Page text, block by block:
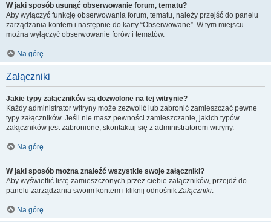
W jaki sposób usunąć obserwowanie forum, tematu?
Aby wyłączyć funkcję obserwowania forum, tematu, należy przejść do panelu
zarządzania kontem i następnie do karty “Obserwowane”. W tym miejscu
można wyłączyć obserwowanie forów i tematów.
Na górę
Załączniki
Jakie typy załączników są dozwolone na tej witrynie?
Każdy administrator witryny może zezwolić lub zabronić zamieszczać pewne
typy załączników. Jeśli nie masz pewności zamieszczanie, jakich typów
załączników jest zabronione, skontaktuj się z administratorem witryny.
Na górę
W jaki sposób można znaleźć wszystkie swoje załączniki?
Aby wyświetlić listę zamieszczonych przez ciebie załączników, przejdź do
panelu zarządzania swoim kontem i kliknij odnośnikZałączniki.
Na górę